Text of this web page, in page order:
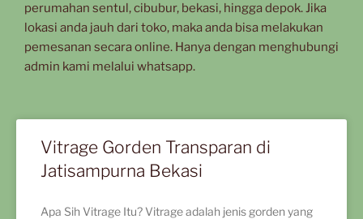
perumahan sentul, cibubur, bekasi, hingga depok. Jika
lokasi anda jauh dari toko, maka anda bisa melakukan
pemesanan secara online. Hanya dengan menghubungi
admin kami melalui whatsapp.
Vitrage Gorden Transparan di
Jatisampurna Bekasi
Apa Sih Vitrage Itu? Vitrage adalah jenis gorden yang